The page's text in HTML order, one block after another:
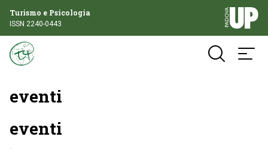
Turismo e Psicologia
ISSN 2240-0443
eventi
eventi